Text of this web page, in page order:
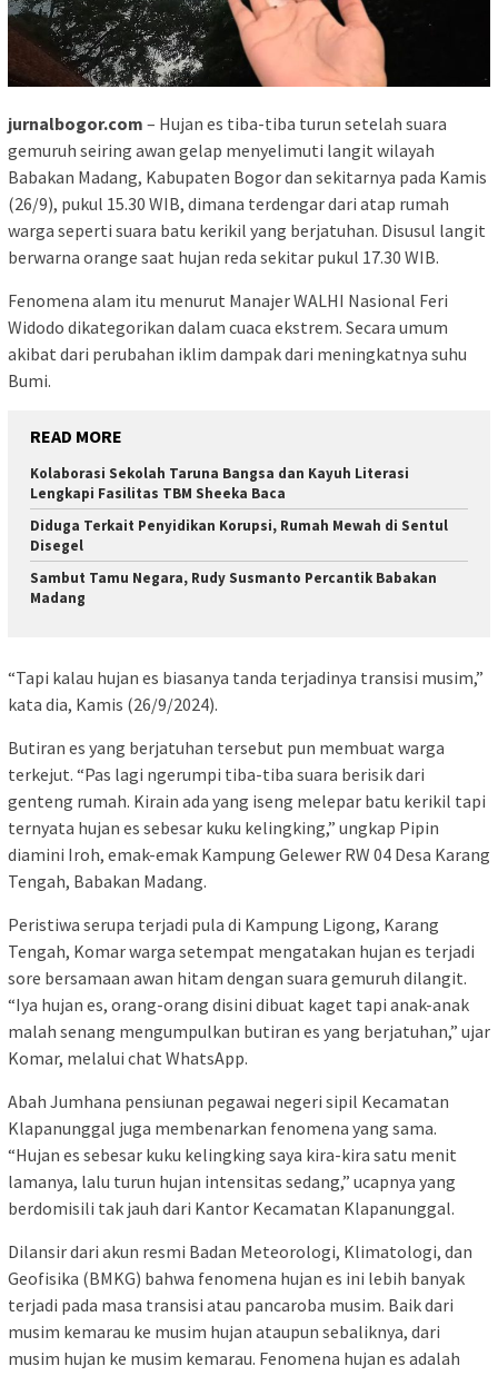
jurnalbogor.com – Hujan es tiba-tiba turun setelah suara
gemuruh seiring awan gelap menyelimuti langit wilayah
Babakan Madang, Kabupaten Bogor dan sekitarnya pada Kamis
(26/9), pukul 15.30 WIB, dimana terdengar dari atap rumah
warga seperti suara batu kerikil yang berjatuhan. Disusul langit
berwarna orange saat hujan reda sekitar pukul 17.30 WIB.
Fenomena alam itu menurut Manajer WALHI Nasional Feri
Widodo dikategorikan dalam cuaca ekstrem. Secara umum
akibat dari perubahan iklim dampak dari meningkatnya suhu
Bumi.
READ MORE
Kolaborasi Sekolah Taruna Bangsa dan Kayuh Literasi
Lengkapi Fasilitas TBM Sheeka Baca
Diduga Terkait Penyidikan Korupsi, Rumah Mewah di Sentul
Disegel
Sambut Tamu Negara, Rudy Susmanto Percantik Babakan
Madang
“Tapi kalau hujan es biasanya tanda terjadinya transisi musim,”
kata dia, Kamis (26/9/2024).
Butiran es yang berjatuhan tersebut pun membuat warga
terkejut. “Pas lagi ngerumpi tiba-tiba suara berisik dari
genteng rumah. Kirain ada yang iseng melepar batu kerikil tapi
ternyata hujan es sebesar kuku kelingking,” ungkap Pipin
diamini Iroh, emak-emak Kampung Gelewer RW 04 Desa Karang
Tengah, Babakan Madang.
Peristiwa serupa terjadi pula di Kampung Ligong, Karang
Tengah, Komar warga setempat mengatakan hujan es terjadi
sore bersamaan awan hitam dengan suara gemuruh dilangit.
“Iya hujan es, orang-orang disini dibuat kaget tapi anak-anak
malah senang mengumpulkan butiran es yang berjatuhan,” ujar
Komar, melalui chat WhatsApp.
Abah Jumhana pensiunan pegawai negeri sipil Kecamatan
Klapanunggal juga membenarkan fenomena yang sama.
“Hujan es sebesar kuku kelingking saya kira-kira satu menit
lamanya, lalu turun hujan intensitas sedang,” ucapnya yang
berdomisili tak jauh dari Kantor Kecamatan Klapanunggal.
Dilansir dari akun resmi Badan Meteorologi, Klimatologi, dan
Geofisika (BMKG) bahwa fenomena hujan es ini lebih banyak
terjadi pada masa transisi atau pancaroba musim. Baik dari
musim kemarau ke musim hujan ataupun sebaliknya, dari
musim hujan ke musim kemarau. Fenomena hujan es adalah